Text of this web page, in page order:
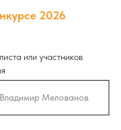
2026
или участников